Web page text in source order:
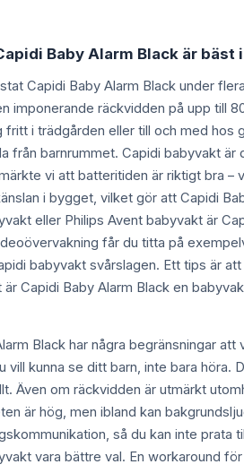
Baby Alarm Black är bäst
Capidi Baby Alarm Black under
imponerande räckvidden på upp till
fritt i trädgården eller till och med hos
från barnrummet. Capidi babyvakt
vi att batteritiden är riktigt bra –
i bygget, vilket gör att Capidi
eller Philips Avent babyvakt är
får du titta på
babyvakt svårslagen. Ett tips är
är Capidi Baby Alarm Black en
Black har några begränsningar
vill kunna se ditt barn, inte bara
Även om räckvidden är utmärkt
är hög, men ibland kan
så du kan inte prata
vara bättre val. En workaround